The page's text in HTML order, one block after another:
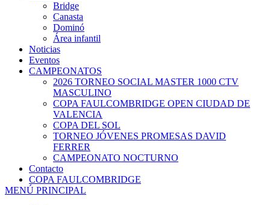
Bridge
Canasta
Dominó
Área infantil
Noticias
Eventos
CAMPEONATOS
2026 TORNEO SOCIAL MASTER 1000 CTV
MASCULINO
COPA FAULCOMBRIDGE OPEN CIUDAD DE
VALENCIA
COPA DEL SOL
TORNEO JÓVENES PROMESAS DAVID
FERRER
CAMPEONATO NOCTURNO
Contacto
COPA FAULCOMBRIDGE
MENÚ PRINCIPAL